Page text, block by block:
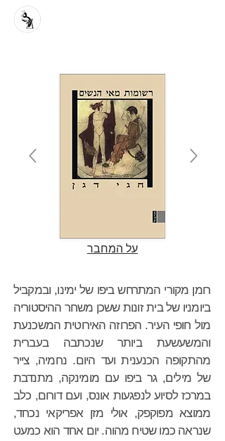
על המחבר
רומן מקורי המתרחש ביפו של ימינו, ובמקביל
ביומניו של בית זונות ששכן משחר ההיסטוריה
מול חופי העיר. הפרוזה האירוטית המשכנעת
והמשעשעת ביותר שנכתבה בעברית
מהתקופה הכנענית ועד היום. נחמיה, צייר
של מילים, גר ביפו עם מומינקה, מתנדבת
במרכז לסיוע לנפגעות אונס, ועם דורום, כלב
ממוצא מפוקפק, אולי מזן אפריקאי נכחד,
שנראה כמו שטיח מהוה. יום אחד הוא כמעט